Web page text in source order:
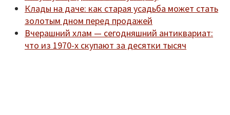
Клады на даче: как старая усадьба может стать
золотым дном перед продажей
Вчерашний хлам — сегодняшний антиквариат:
что из 1970-х скупают за десятки тысяч